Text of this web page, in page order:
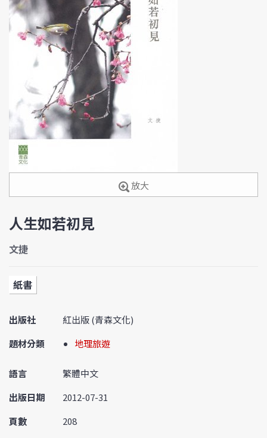
放大
人生如若初見
文捷
紙書
出版社
紅出版 (青森文化)
題材分類
地理旅遊
語言
繁體中文
出版日期
2012-07-31
頁數
208